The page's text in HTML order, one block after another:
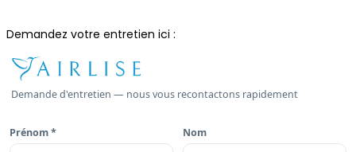
Demandez votre entretien ici :